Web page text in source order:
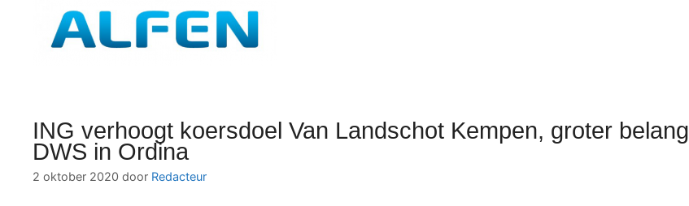
ING verhoogt koersdoel Van Landschot Kempen, groter belang
DWS in Ordina
2 oktober 2020 door Redacteur